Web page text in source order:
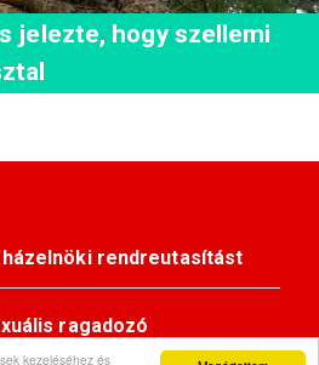
kezeléséhez és
jelezte, hogy szellemi
rendreutasítást
ragadozó